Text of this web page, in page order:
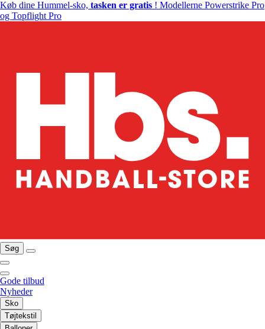
Køb dine Hummel-sko, tasken er gratis ! Modellerne Powerstrike Pro
og Topflight Pro
Søg
Gode tilbud
Nyheder
Sko
Tøjtekstil